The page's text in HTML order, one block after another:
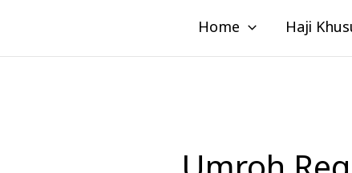
konten
Home Haji